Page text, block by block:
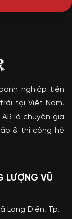
nghiệp tiên
tại Việt Nam.
là chuyên gia
& thi công hệ
LƯỢNG VŨ
Long Điền, Tp.